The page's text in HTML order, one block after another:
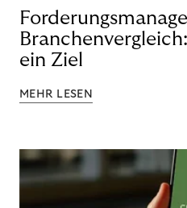
ein Ziel
MEHR LESEN